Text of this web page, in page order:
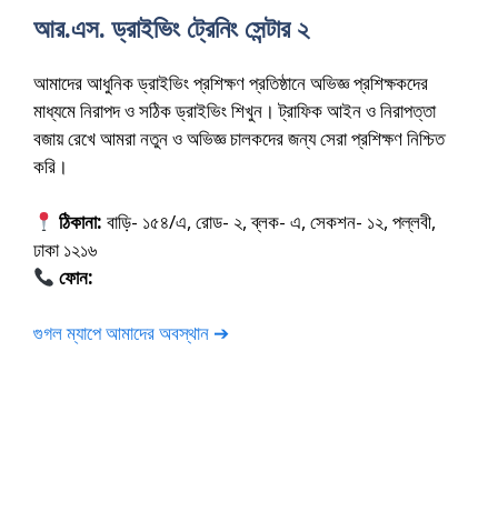
আর.এস. ড্রাইভিং ট্রেনিং সেন্টার ২
আমাদের আধুনিক ড্রাইভিং প্রশিক্ষণ প্রতিষ্ঠানে অভিজ্ঞ প্রশিক্ষকদের
মাধ্যমে নিরাপদ ও সঠিক ড্রাইভিং শিখুন। ট্রাফিক আইন ও নিরাপত্তা
বজায় রেখে আমরা নতুন ও অভিজ্ঞ চালকদের জন্য সেরা প্রশিক্ষণ নিশ্চিত
করি।
ঠিকানা: বাড়ি- ১৫৪/এ, রোড- ২, ব্লক- এ, সেকশন- ১২, পল্লবী,
ঢাকা ১২১৬
ফোন:
গুগল ম্যাপে আমাদের অবস্থান ➔